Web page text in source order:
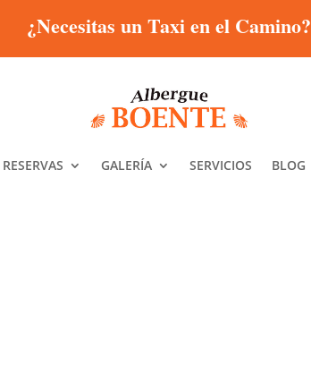
¿Necesitas un Taxi en el Camino?
RESERVAS GALERÍA SERVICIOS BLOG